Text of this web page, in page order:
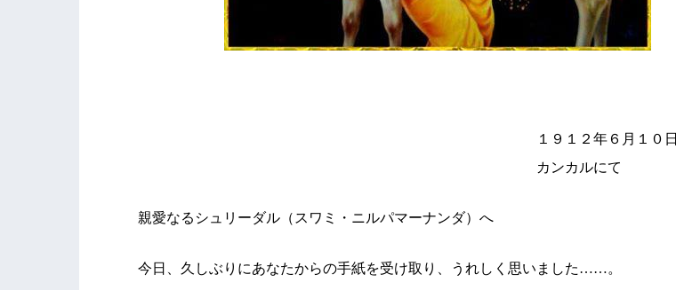
１９１２年６月１０日
カンカルにて
親愛なるシュリーダル（スワミ・ニルパマーナンダ）へ
今日、久しぶりにあなたからの手紙を受け取り、うれしく思いました……。